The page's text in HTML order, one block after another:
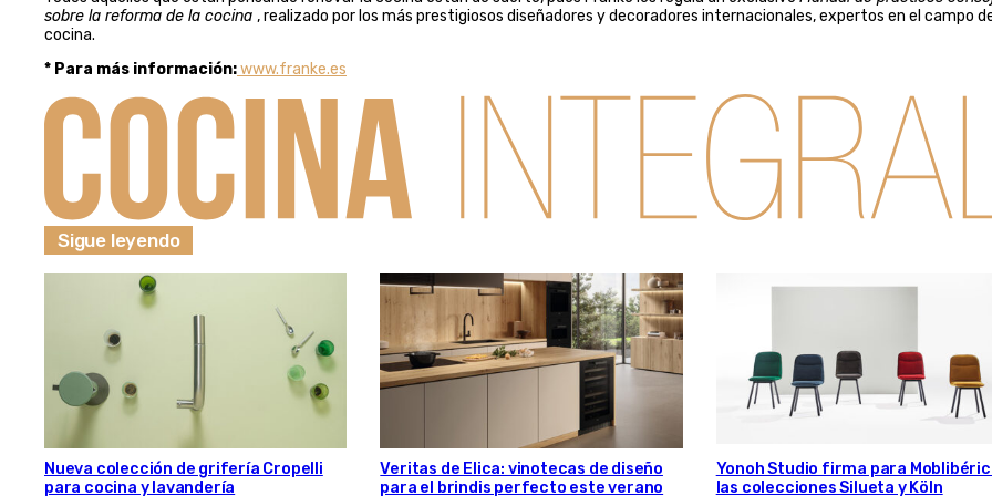
sobre la reforma de la cocina , realizado por los más prestigiosos diseñadores y decoradores internacionales, expertos en el campo
cocina.
* Para más información:www.franke.es
Sigue leyendo
Nueva colección de grifería Cropelli
para cocina y lavandería
Veritas de Elica: vinotecas de diseño
para el brindis perfecto este verano
Yonoh Studio firma para
las colecciones Silueta y Köln